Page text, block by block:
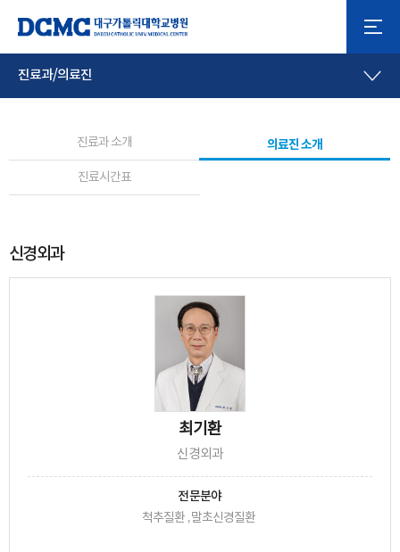
진료과/의료진
진료과 소개 의료진 소개
진료시간표
신경외과
최기환
신경외과
전문분야
척추질환 , 말초신경질환